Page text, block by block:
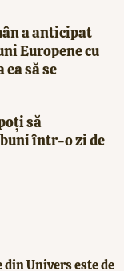
a anticipat
Europene cu
să se
să
într-o zi de
Univers este de